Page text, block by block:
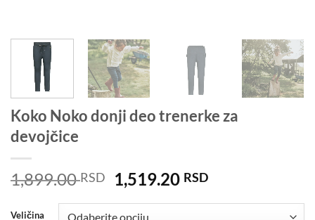
Koko Noko donji deo trenerke za
devojčice
1,899.00RSD
Originalna
cena
je
1,519.20 RSDTrenutna
Veličina